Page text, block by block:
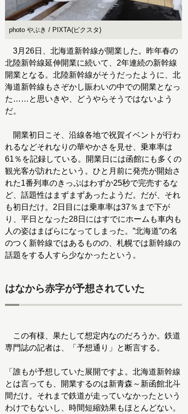
photo やぶき / PIXTA(ピクスタ)
3月26日、北海道新幹線が開業した。昨年春の
北陸新幹線延伸開業に続いて、2年連続の新幹線
開業となる。北陸新幹線がそうだったように、北
海道新幹線もさぞかし賑わいの中での開業となっ
た……と思いきや、どうやらそうではないよう
だ。
開業初日こそ、沿線各地で祝賀イベントが行わ
れるなどそれなりの華やかさを見せ、乗車率は
61％を記録している。開業日には函館にも多くの
観光客が訪れたという。ひと月前に発売が開始さ
れた1番列車のきっぷはわずか25秒で完売するな
ど、話題性はまずまずあったようだ。だが、それ
も初日だけ。2日目には乗車率は37％まで下が
り、平日となった28日にはすでにホームも車内も
人の姿はまばらになってしまった。”北海道”の名
のつく新幹線ではあるものの、札幌では新幹線の
話題をする人すら少なかったという。
はなから赤字が予想されていた
この有様、果たして想定内なのだろうか。鉄道
専門誌の記者は、「予想通り」と断言する。
「誰もが予想していた展開ですよ。北海道新幹線
とは言っても、開業するのは新青森～新函館北斗
間だけ。それまで鉄道が走っていなかったという
わけでもないし、時間短縮効果もほとんどない。